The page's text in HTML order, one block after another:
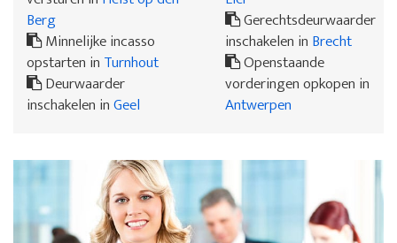
Berg
Minnelijke incasso
opstarten in Turnhout
Deurwaarder
inschakelen inGeel
Gerechtsdeurwaarder
inschakelen in Brecht
Openstaande
vorderingen opkopen in
Antwerpen